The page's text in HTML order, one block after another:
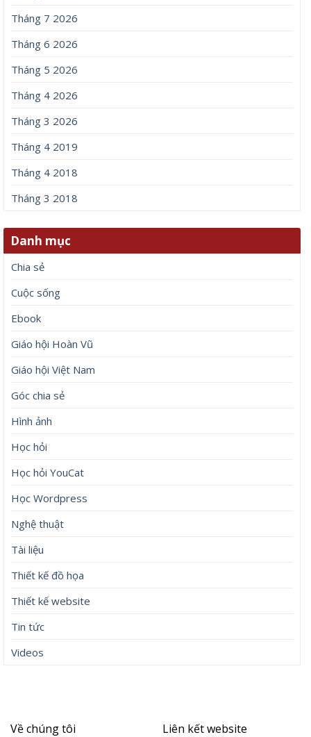
Tháng 7 2026
Tháng 6 2026
Tháng 5 2026
Tháng 4 2026
Tháng 3 2026
Tháng 4 2019
Tháng 4 2018
Tháng 3 2018
Danh mục
Chia sẻ
Cuộc sống
Ebook
Giáo hội Hoàn Vũ
Giáo hội Việt Nam
Góc chia sẻ
Hình ảnh
Học hỏi
Học hỏi YouCat
Học Wordpress
Nghệ thuật
Tài liệu
Thiết kế đồ họa
Thiết kế website
Tin tức
Videos
Về chúng tôi Liên kết website